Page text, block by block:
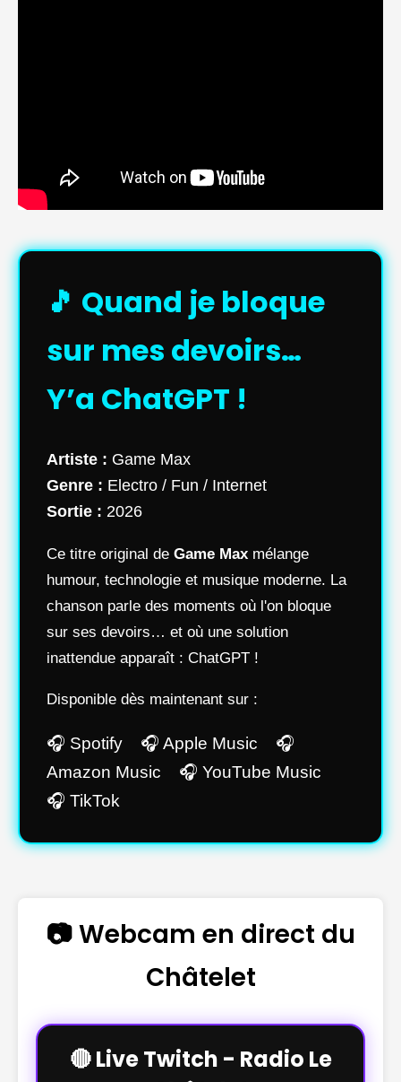
🎵 Quand je bloque
sur mes devoirs…
Y’a ChatGPT !
Artiste : Game Max
Genre : Electro / Fun / Internet
Sortie : 2026
Ce titre original de Game Max mélange
humour, technologie et musique moderne. La
chanson parle des moments où l'on bloque
sur ses devoirs… et où une solution
inattendue apparaît : ChatGPT !
Disponible dès maintenant sur :
🎧 Spotify 🎧 Apple Music 🎧
Amazon Music 🎧 YouTube Music
🎧 TikTok
📷 Webcam en direct du
Châtelet
🔴 Live Twitch - Radio Le